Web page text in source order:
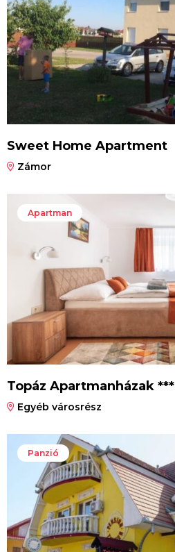
Sweet Home Apartment
Zámor
Apartman
Topáz Apartmanházak ***
Egyéb városrész
Panzió